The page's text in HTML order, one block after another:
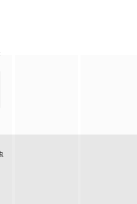
叛 ，楚父以死鸣冤。楚家大小姐楚梓